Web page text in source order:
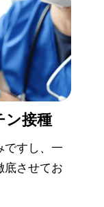
ン接種
ですし、一
底させてお